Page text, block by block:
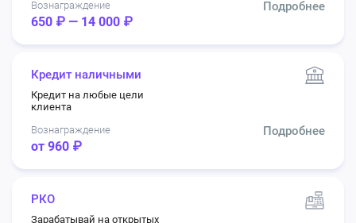
Вознаграждение
650 ₽ — 14 000 ₽
Подробнее
Кредит наличными
Кредит на любые цели
клиента
Вознаграждение
от 960 ₽
Подробнее
РКО
Зарабатывай на открытых